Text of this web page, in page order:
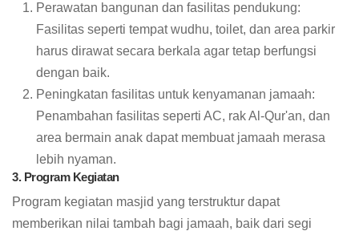
Perawatan bangunan dan fasilitas pendukung:
Fasilitas seperti tempat wudhu, toilet, dan area parkir
harus dirawat secara berkala agar tetap berfungsi
dengan baik.
Peningkatan fasilitas untuk kenyamanan jamaah:
Penambahan fasilitas seperti AC, rak Al-Qur'an, dan
area bermain anak dapat membuat jamaah merasa
lebih nyaman.
3. Program Kegiatan
Program kegiatan masjid yang terstruktur dapat
memberikan nilai tambah bagi jamaah, baik dari segi